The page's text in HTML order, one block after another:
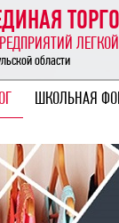
области
ШКОЛЬНАЯ